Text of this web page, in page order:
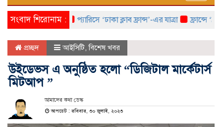
সংবাদ শিরোনাম :প্যারিসে ‘ঢাকা ক্লাব ফ্রান্স’-এর যাত্রা ফ্রান্সে
প্রচ্ছদ আইসিটি,বিশেষ খবর
উইডেভস এ অনুষ্ঠিত হলো “ডিজিটাল মার্কেটার্স
মিটআপ ”
আমাদের কথা ডেস্ক
আপডেট : রবিবার, ৩০ জুলাই, ২০২৩